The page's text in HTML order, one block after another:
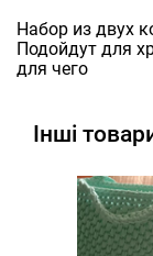
Набор из двух
Подойдут для
для чего
Інші